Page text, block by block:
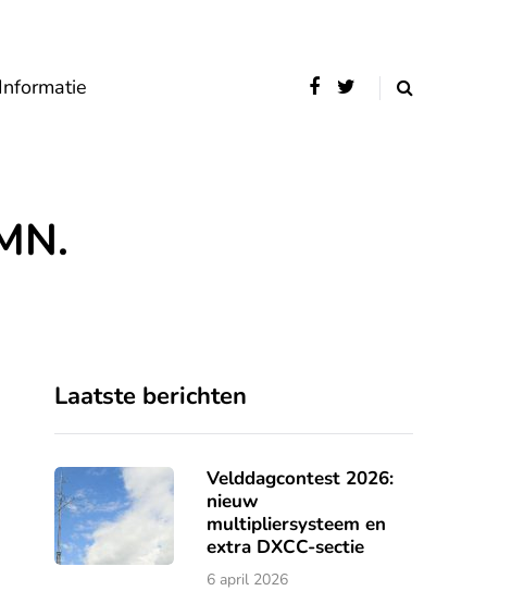
Informatie
Laatste berichten
Velddagcontest 2026:
nieuw
multipliersysteem en
extra DXCC-sectie
6 april 2026